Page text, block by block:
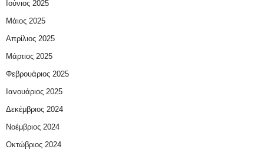
Ιούνιος 2025
Μάιος 2025
Απρίλιος 2025
Μάρτιος 2025
Φεβρουάριος 2025
Ιανουάριος 2025
Δεκέμβριος 2024
Νοέμβριος 2024
Οκτώβριος 2024